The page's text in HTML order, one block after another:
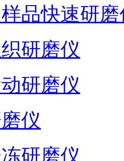
品快速研磨
研磨仪
研磨仪
仪
研磨仪